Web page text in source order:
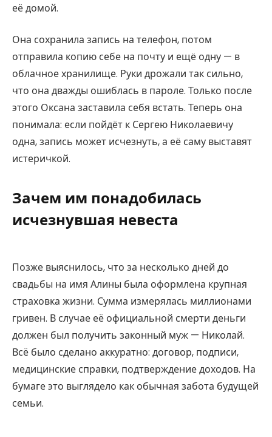
её домой.
Она сохранила запись на телефон, потом
отправила копию себе на почту и ещё одну — в
облачное хранилище. Руки дрожали так сильно,
что она дважды ошиблась в пароле. Только после
этого Оксана заставила себя встать. Теперь она
понимала: если пойдёт к Сергею Николаевичу
одна, запись может исчезнуть, а её саму выставят
истеричкой.
Зачем им понадобилась
исчезнувшая невеста
Позже выяснилось, что за несколько дней до
свадьбы на имя Алины была оформлена крупная
страховка жизни. Сумма измерялась миллионами
гривен. В случае её официальной смерти деньги
должен был получить законный муж — Николай.
Всё было сделано аккуратно: договор, подписи,
медицинские справки, подтверждение доходов. На
бумаге это выглядело как обычная забота будущей
семьи.